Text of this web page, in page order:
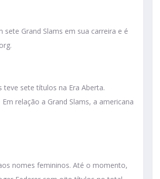
Grand Slams em sua carreira e é
sete títulos na Era Aberta.
relação a Grand Slams, a americana
nomes femininos. Até o momento,